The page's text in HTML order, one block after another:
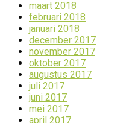
maart 2018
februari 2018
januari 2018
december 2017
november 2017
oktober 2017
augustus 2017
juli 2017
juni 2017
mei 2017
april 2017